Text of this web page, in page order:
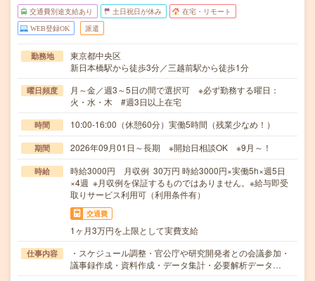
交通費別途支給あり 土日祝日が休み 在宅・リモート
WEB登録OK 派遣
勤務地
東京都中央区
新日本橋駅から徒歩3分／三越前駅から徒歩1分
曜日頻度
月～金／週3～5日の間で選択可 ※必ず勤務する曜日：
火・水・木 #週3日以上在宅
時間 10:00-16:00（休憩60分）実働5時間（残業少なめ！）
期間 2026年09月01日～長期 ※開始日相談OK ※9月～！
時給
時給3000円 月収例 30万円 時給3000円×実働5h×週5日
×4週 ※月収例を保証するものではありません。※給与即受
取りサービス利用可（利用条件有）
交通費
1ヶ月3万円を上限として実費支給
仕事内容
・スケジュール調整・官公庁や研究開発者との会議参加・
議事録作成・資料作成・データ集計・必要解析データ…